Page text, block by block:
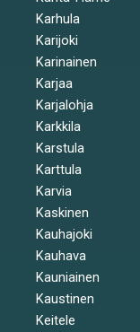
Karhula
Karijoki
Karinainen
Karjaa
Karjalohja
Karkkila
Karstula
Karttula
Karvia
Kaskinen
Kauhajoki
Kauhava
Kauniainen
Kaustinen
Keitele